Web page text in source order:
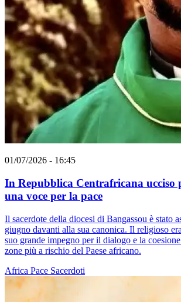
01/07/2026 - 16:45
In Repubblica Centrafricana ucciso
una voce per la pace
Il sacerdote della diocesi di Bangassou è stato
giugno davanti alla sua canonica. Il religioso
suo grande impegno per il dialogo e la
zone più a rischio del Paese africano.
Africa Pace Sacerdoti